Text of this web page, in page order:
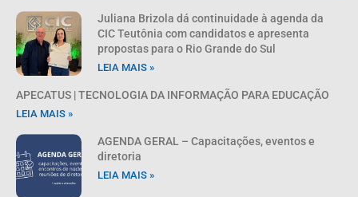
Juliana Brizola dá continuidade à agenda da
CIC Teutônia com candidatos e apresenta
propostas para o Rio Grande do Sul
LEIA MAIS »
APECATUS | TECNOLOGIA DA INFORMAÇÃO PARA EDUCAÇÃO
LEIA MAIS »
AGENDA GERAL – Capacitações, eventos e
diretoria
LEIA MAIS »